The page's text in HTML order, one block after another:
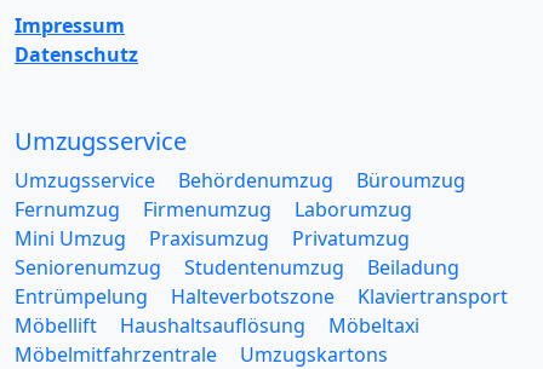
Impressum
Datenschutz
Umzugsservice
Umzugsservice Behördenumzug
Büroumzug
Fernumzug
Firmenumzug
Laborumzug
Mini Umzug
Praxisumzug
Privatumzug
Seniorenumzug
Studentenumzug
Beiladung
Entrümpelung
Halteverbotszone
Klaviertransport
Möbellift
Haushaltsauflösung
Möbeltaxi
Möbelmitfahrzentrale
Umzugskartons